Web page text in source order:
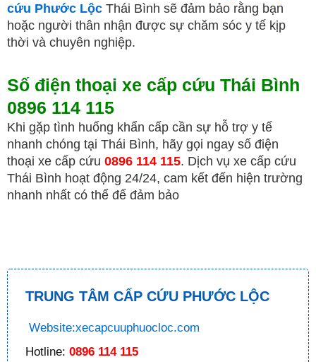
cứu Phước Lộc Thái Bình sẽ đảm bảo rằng bạn
hoặc người thân nhận được sự chăm sóc y tế kịp
thời và chuyên nghiệp.
Số điện thoại xe cấp cứu Thái Bình
0896 114 115
Khi gặp tình huống khẩn cấp cần sự hỗ trợ y tế
nhanh chóng tại Thái Bình, hãy gọi ngay số điện
thoại xe cấp cứu 0896 114 115. Dịch vụ xe cấp cứu
Thái Bình hoạt động 24/24, cam kết đến hiện trường
nhanh nhất có thể để đảm bảo
TRUNG TÂM CẤP CỨU PHƯỚC LỘC
Website:xecapcuuphuocloc.com
Hotline: 0896 114 115